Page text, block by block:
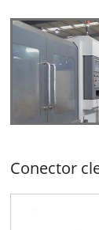
Conector